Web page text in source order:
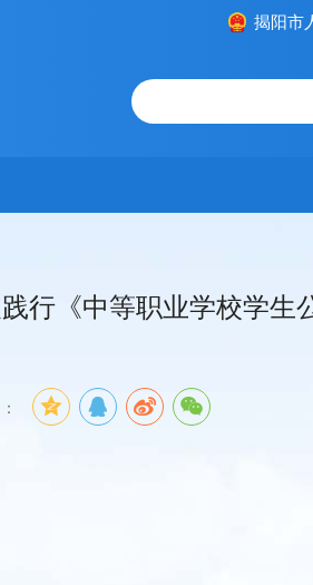
揭阳市
行《中等职业学校学生